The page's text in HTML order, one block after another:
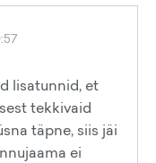
lisatunnid, et
tekkivaid
täpne, siis jäi
ei